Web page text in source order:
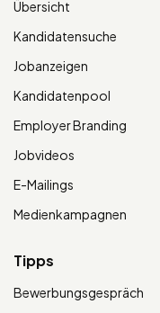
Übersicht
Kandidatensuche
Jobanzeigen
Kandidatenpool
Employer Branding
Jobvideos
E-Mailings
Medienkampagnen
Tipps
Bewerbungsgespräch